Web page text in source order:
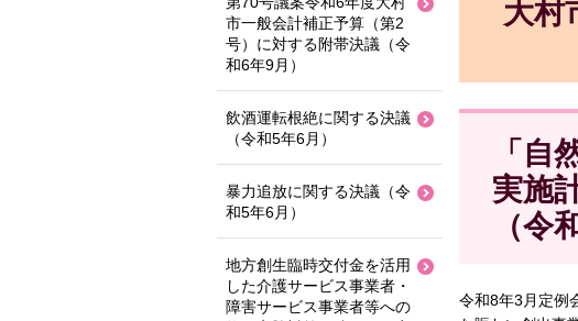
大村
「自
実施
（令
令和8年3月定例
市一般会計補正予算（第2
号）に対する附帯決議（令
和6年9月）
飲酒運転根絶に関する決議
（令和5年6月）
暴力追放に関する決議（令
和5年6月）
地方創生臨時交付金を活用
した介護サービス事業者・
障害サービス事業者等への